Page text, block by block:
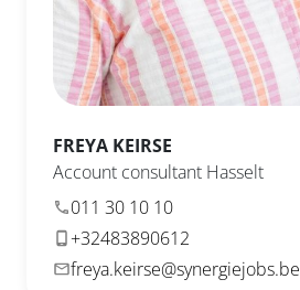
FREYA KEIRSE
Account consultant Hasselt
011 30 10 10
+32483890612
freya.keirse@synergiejobs.be